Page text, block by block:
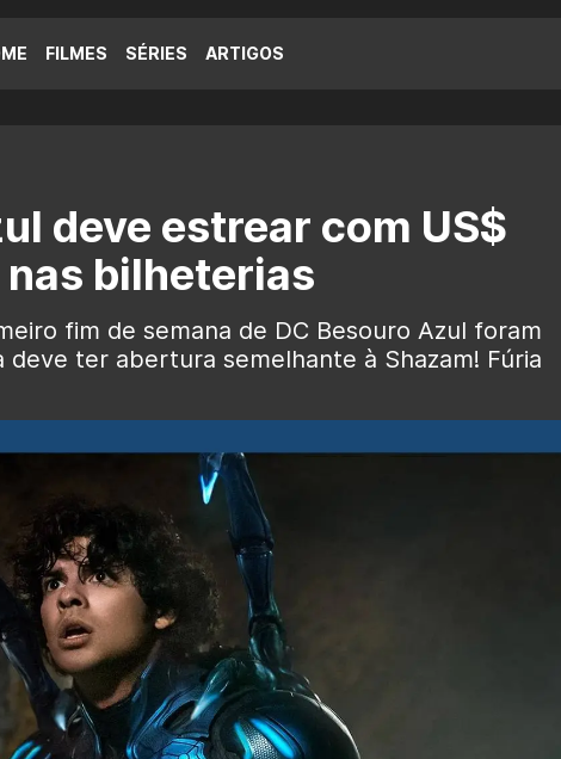
FILMES SÉRIES ARTIGOS
deve estrear com US$
bilheterias
fim de semana de DC Besouro Azul foram
deve ter abertura semelhante à Shazam! Fúria